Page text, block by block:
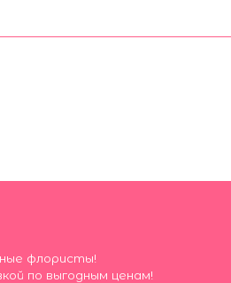
флористы!
по выгодным ценам!